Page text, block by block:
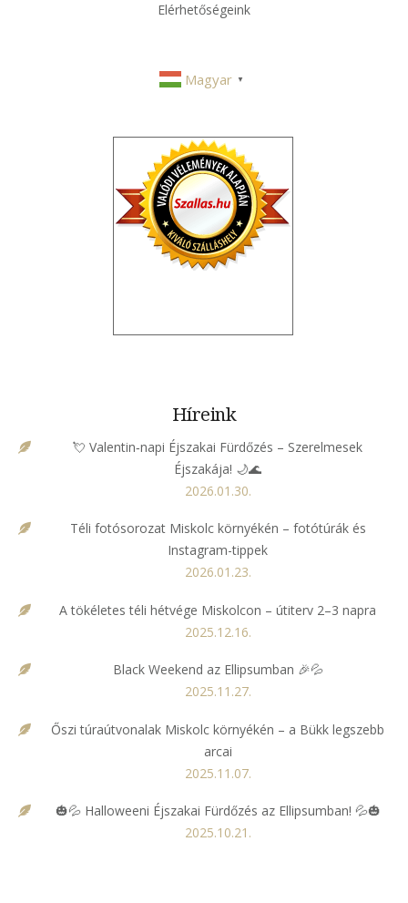
Elérhetőségeink
Magyar ▼
Híreink
💘 Valentin‑napi Éjszakai Fürdőzés – Szerelmesek
Éjszakája! 🌙🌊
2026.01.30.
Téli fotósorozat Miskolc környékén – fotótúrák és
Instagram-tippek
2026.01.23.
A tökéletes téli hétvége Miskolcon – útiterv 2–3 napra
2025.12.16.
Black Weekend az Ellipsumban 🎉💦
2025.11.27.
Őszi túraútvonalak Miskolc környékén – a Bükk legszebb
arcai
2025.11.07.
🎃💦 Halloweeni Éjszakai Fürdőzés az Ellipsumban! 💦🎃
2025.10.21.